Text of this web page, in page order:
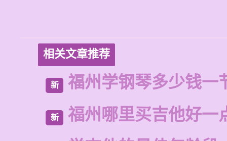
相关文章推荐
新 福州学钢琴多少钱一
新
福州哪里买吉他好一